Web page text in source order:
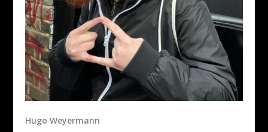
Hugo Weyermann